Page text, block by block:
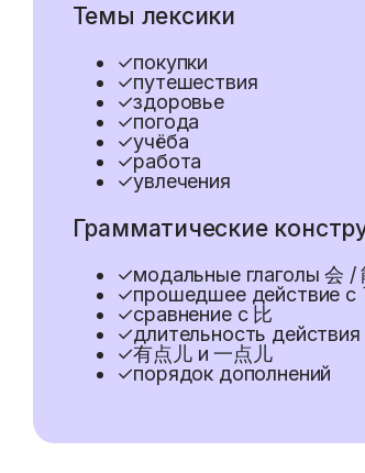
Темы лексики
✓покупки
✓путешествия
✓здоровье
✓погода
✓учёба
✓работа
✓увлечения
Грамматические
✓модальные глаголы 会 /
✓прошедшее действие с
✓сравнение с 比
✓длительность действия
✓有点儿 и 一点儿
✓порядок дополнений